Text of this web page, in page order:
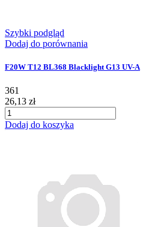
Szybki podgląd
Dodaj do porównania
F20W T12 BL368 Blacklight G13 UV-A
361
26,13 zł
Dodaj do koszyka